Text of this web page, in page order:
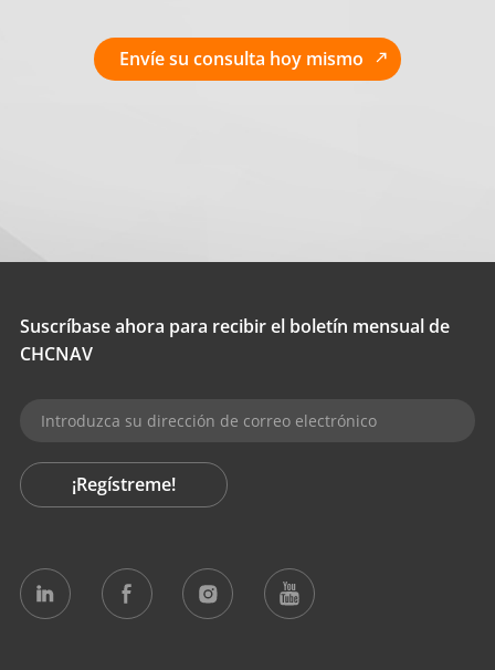
Envíe su consulta hoy mismo
Suscríbase ahora para recibir el boletín mensual de
CHCNAV
¡Regístreme!